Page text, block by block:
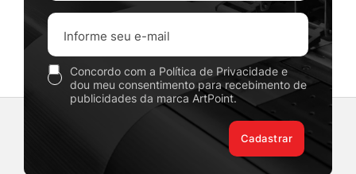
Concordo com a Política de Privacidade e
dou meu consentimento para recebimento de
publicidades da marca ArtPoint.
Cadastrar